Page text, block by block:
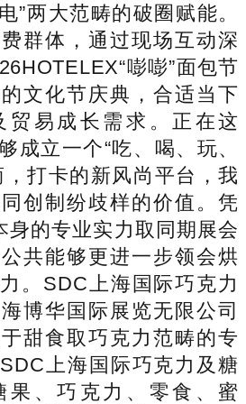
”两大范畴的破圈赋能。
群体，通过现场互动深
嘭嘭”面包节
文化节庆典，合适当下
贸易成长需求。正在这
成立一个“吃、喝、玩、
，打卡的新风尚平台，我
创制纷歧样的价值。凭
身的专业实力取同期展会
共能够更进一步领会烘
。SDC上海国际巧克力
博华国际展览无限公司
甜食取巧克力范畴的专
上海国际巧克力及糖
果、巧克力、零食、蜜